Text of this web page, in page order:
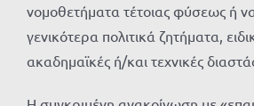
νομοθετήματα τέτοιας φύσεως ή
γενικότερα πολιτικά ζητήματα,
ακαδημαϊκές ή/και τεχνικές